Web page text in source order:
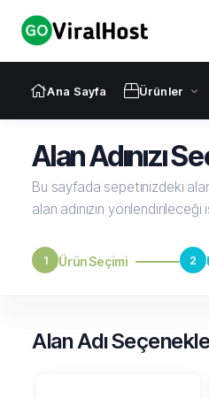
Ana Sayfa Ürünler
Alan Adınızı
Bu sayfada sepetinizdeki
alan adınızın
1 Ürün Seçimi 2
Alan Adı